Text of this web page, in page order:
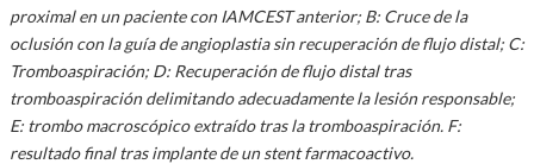
proximal en un paciente con IAMCEST anterior; B: Cruce de la
oclusión con la guía de angioplastia sin recuperación de flujo distal; C:
Tromboaspiración; D: Recuperación de flujo distal tras
tromboaspiración delimitando adecuadamente la lesión responsable;
E: trombo macroscópico extraído tras la tromboaspiración. F:
resultado final tras implante de un stent farmacoactivo.